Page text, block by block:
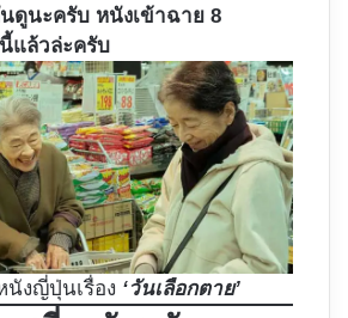
ดูนะครับ หนังเข้าฉาย 8
แล้วล่ะครับ
นังญี่ปุ่นเรื่อง ‘วันเลือกตาย’